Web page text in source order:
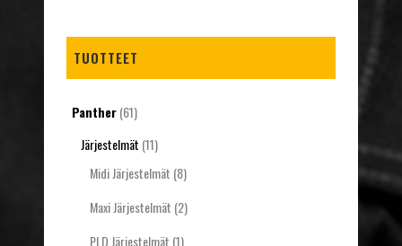
TUOTTEET
Panther(61)
Järjestelmät (11)
Midi Järjestelmät (8)
Maxi Järjestelmät (2)
PLD Järjestelmät (1)